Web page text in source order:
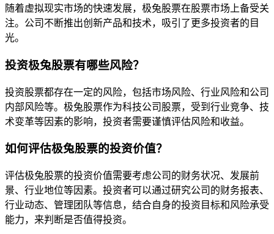
随着虚拟现实市场的快速发展，极兔股票在股票市场上备受关
注。公司不断推出创新产品和技术，吸引了更多投资者的目
光。
投资极兔股票有哪些风险？
投资股票都存在一定的风险，包括市场风险、行业风险和公司
内部风险等。极兔股票作为科技公司股票，受到行业竞争、技
术变革等因素的影响，投资者需要谨慎评估风险和收益。
如何评估极兔股票的投资价值？
评估极兔股票的投资价值需要考虑公司的财务状况、发展前
景、行业地位等因素。投资者可以通过研究公司的财务报表、
行业动态、管理团队等信息，结合自身的投资目标和风险承受
能力，来判断是否值得投资。